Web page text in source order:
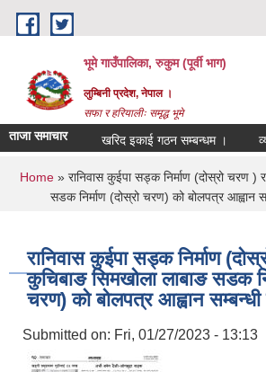
Skip to main content
भूमे गाउँपालिका, रुकुम (पूर्वी भाग)
लुम्बिनी प्रदेश, नेपाल ।
सफा र हरियालीः समृद्ध भूमे
ताजा समाचारखरिद इकाई गठन सम्बन्धम । व्यवसाय/
You are here
Home» रानिवास कुईपा सड्क निर्माण (दोस्रो चरण )
सडक निर्माण (दोस्रो चरण) को बोलपत्र आह्वान
रानिवास कुईपा सड्क निर्माण
कुचिबाङ सिमखोला लाबाङ सडक
चरण) को बोलपत्र आह्वान
Submitted on: Fri, 01/27/2023 - 13:13